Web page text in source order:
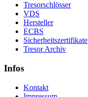
Tresorschlösser
VDS
Hersteller
ECBS
Sicherheitszertifikate
Tresor Archiv
Infos
Kontakt